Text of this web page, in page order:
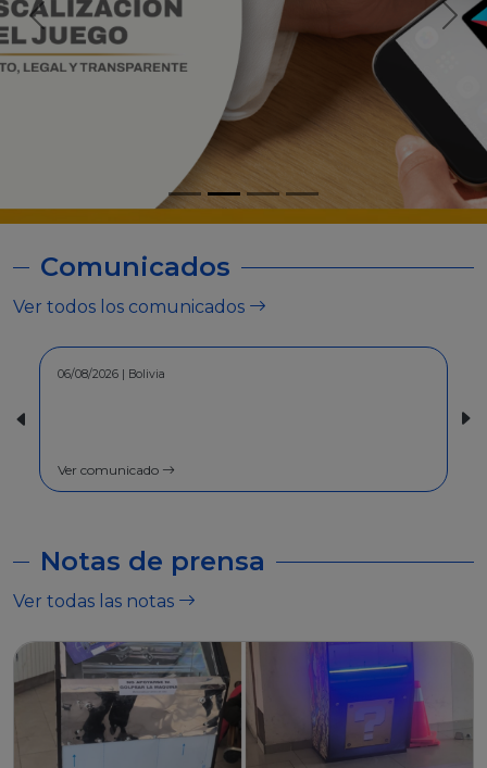
Comunicados
Ver todos los comunicados
30/07/2026 | Bolivia
Ver comunicado
Notas de prensa
Ver todas las notas